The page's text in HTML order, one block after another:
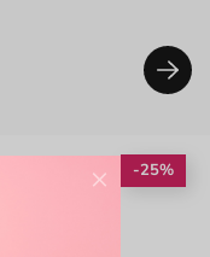
-25%
×